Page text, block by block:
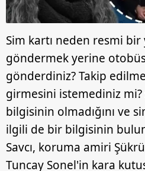
Sim kartı neden resmi
göndermek yerine
gönderdiniz? Takip
girmesini istemediniz
bilgisinin olmadığını ve
ilgili de bir bilgisinin
Savcı, koruma amiri
Tuncay Sonel'in kara